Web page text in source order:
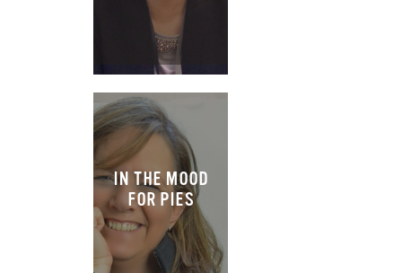
IN THE MOOD
FOR PIES